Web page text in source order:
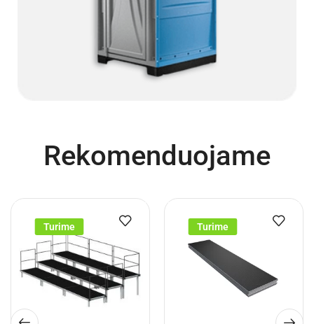
Rekomenduojame
Turime Turime